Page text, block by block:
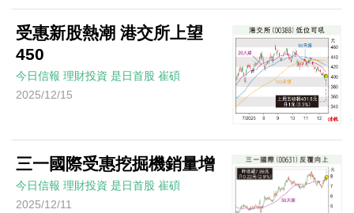
受惠新股熱潮 港交所上望
450
今日信報 理財投資 是日首股 崔碩
2025/12/15
三一國際受惠挖掘機銷量增
今日信報 理財投資 是日首股 崔碩
2025/12/11